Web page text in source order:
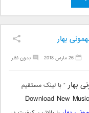
بهار
بدون نظر 26 مارس 2018
بهار ” با لینک مستقیم
Download New